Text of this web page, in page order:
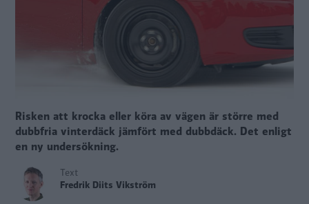
Risken att krocka eller köra av vägen är större med
dubbfria vinterdäck jämfört med dubbdäck. Det enligt
en ny undersökning.
Text
Fredrik Diits Vikström